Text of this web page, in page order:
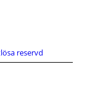
reservd